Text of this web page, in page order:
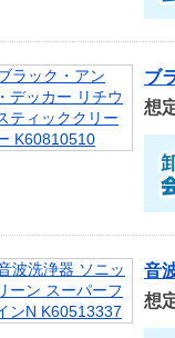
ブ
想
音
想